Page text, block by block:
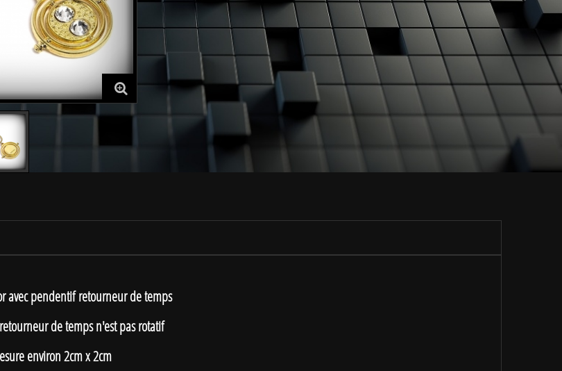
avec pendentif retourneur de temps
retourneur de temps n'est pas rotatif
environ 2cm x 2cm